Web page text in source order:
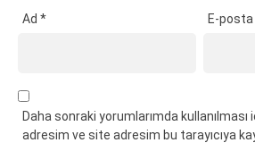
Ad * E-
Daha sonraki yorumlarımda kullanılması
adresim ve site adresim bu tarayıcıya